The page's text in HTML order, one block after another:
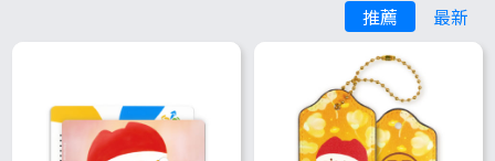
推薦
最新